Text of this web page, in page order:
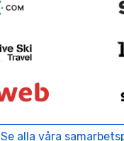
Se alla våra